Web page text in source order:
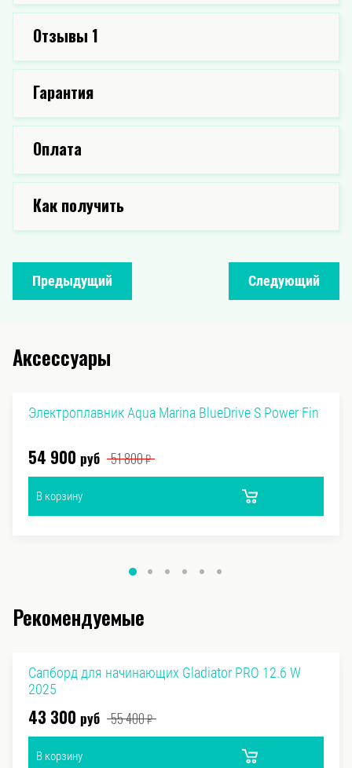
Отзывы 1
Гарантия
Оплата
Как получить
Предыдущий Следующий
Аксессуары
Электроплавник Aqua Marina BlueDrive S Power Fin
54 900 руб 51 800₽
В корзину
Рекомендуемые
Сапборд для начинающих Gladiator PRO 12.6 W
2025
43 300 руб 55 400₽
В корзину